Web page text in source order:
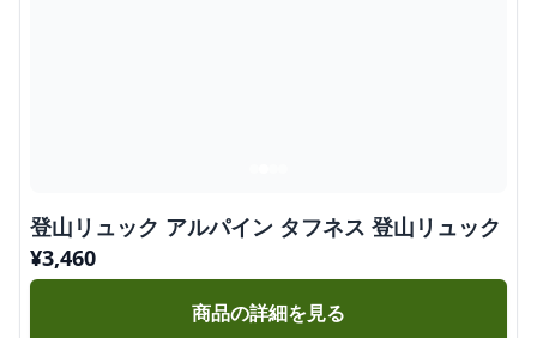
登山リュック アルパイン タフネス 登山リュック
¥3,460
商品の詳細を見る